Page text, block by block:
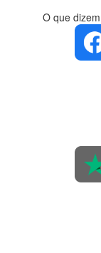
O que